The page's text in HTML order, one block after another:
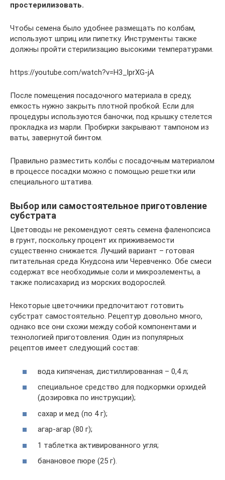
простерилизовать.
Чтобы семена было удобнее размещать по колбам,
используют шприц или пипетку. Инструменты также
должны пройти стерилизацию высокими температурами.
https://youtube.com/watch?v=H3_lprXG-jA
После помещения посадочного материала в среду,
емкость нужно закрыть плотной пробкой. Если для
процедуры используются баночки, под крышку стелется
прокладка из марли. Пробирки закрывают тампоном из
ваты, завернутой бинтом.
Правильно разместить колбы с посадочным материалом
в процессе посадки можно с помощью решетки или
специального штатива.
Выбор или самостоятельное приготовление
субстрата
Цветоводы не рекомендуют сеять семена фаленопсиса
в грунт, поскольку процент их приживаемости
существенно снижается. Лучший вариант – готовая
питательная среда Кнудсона или Черевченко. Обе смеси
содержат все необходимые соли и микроэлементы, а
также полисахарид из морских водорослей.
Некоторые цветочники предпочитают готовить
субстрат самостоятельно. Рецептур довольно много,
однако все они схожи между собой компонентами и
технологией приготовления. Один из популярных
рецептов имеет следующий состав:
вода кипяченая, дистиллированная – 0,4 л;
специальное средство для подкормки орхидей
(дозировка по инструкции);
сахар и мед (по 4 г);
агар-агар (80 г);
1 таблетка активированного угля;
банановое пюре (25 г).